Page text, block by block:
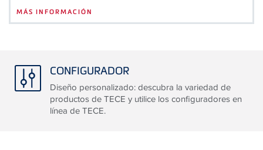
MÁS INFORMACIÓN
CONFIGURADOR
Diseño personalizado: descubra la variedad de
productos de TECE y utilice los configuradores en
línea de TECE.